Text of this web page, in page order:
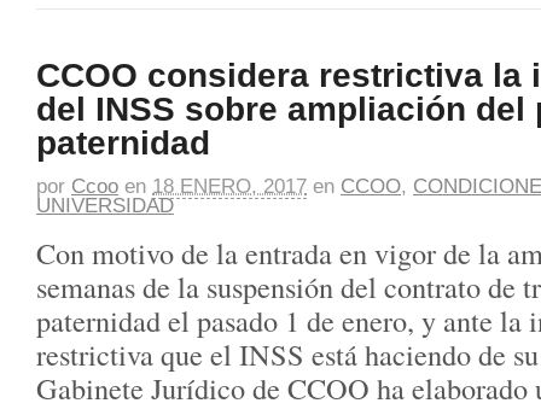
CCOO considera restrictiva la
del INSS sobre ampliación del
paternidad
por Ccoo en 18 ENERO, 2017 en CCOO,
UNIVERSIDAD
Con motivo de la entrada en vigor de la
semanas de la suspensión del contrato de
paternidad el pasado 1 de enero, y ante la
restrictiva que el INSS está haciendo de
Gabinete Jurídico de CCOO ha elaborado